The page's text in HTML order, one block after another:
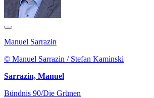
Manuel Sarrazin
© Manuel Sarrazin / Stefan Kaminski
Sarrazin, Manuel
Bündnis 90/Die Grünen